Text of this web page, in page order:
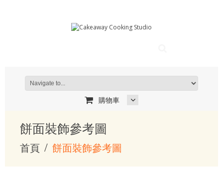
購物車
餅面裝飾參考圖
首頁 餅面裝飾參考圖